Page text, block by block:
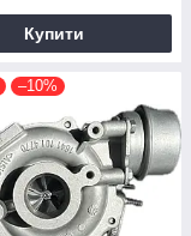
Купити
–10%